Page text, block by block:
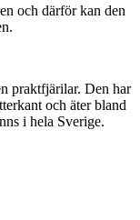
och därför kan den
praktfjärilar. Den har
och äter bland
i hela Sverige.